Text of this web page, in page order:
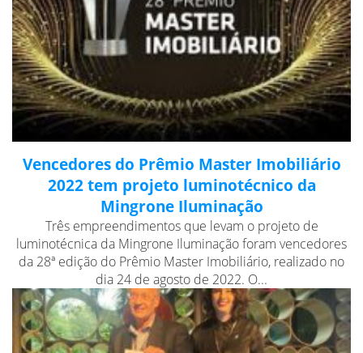
Vencedores do Prêmio Master Imobiliário
2022 tem projeto luminotécnico da
Mingrone Iluminação
Três empreendimentos que levam o projeto de
luminotécnica da Mingrone Iluminação foram vencedores
da 28ª edição do Prêmio Master Imobiliário, realizado no
dia 24 de agosto de 2022. O...